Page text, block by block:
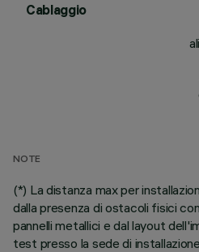
Cablaggio
NOTE
(*) La distanza max per
dalla presenza di ostacoli fisici
pannelli metallici e dal layout
test presso la sede di